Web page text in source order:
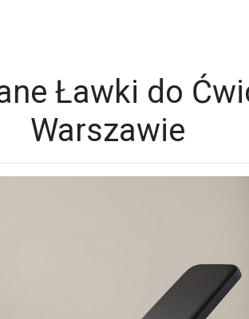
Ławki do
Warszawie